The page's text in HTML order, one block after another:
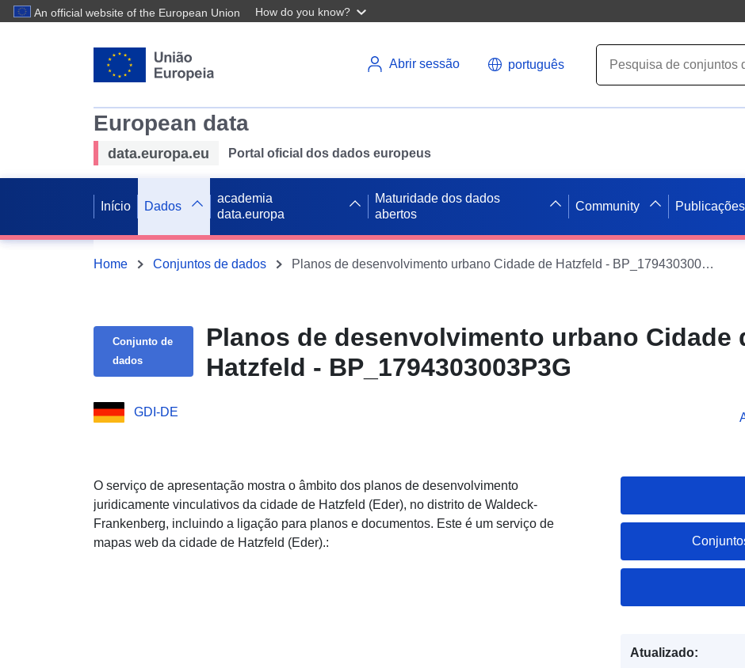
An official website of the European Union How do you know?
Abrir sessão português
European data
data.europa.eu Portal oficial dos dados europeus
Início Dados
academia
data.europa
Maturidade dos dados
abertos
Community Publicações
Home Conjuntos de dados Planos de desenvolvimento urbano Cidade de Hatzfeld - BP_1794303003P3G
Conjunto de
dados
Planos de desenvolvimento urbano Cidade
Hatzfeld - BP_1794303003P3G
GDI-DE
O serviço de apresentação mostra o âmbito dos planos de desenvolvimento
juridicamente vinculativos da cidade de Hatzfeld (Eder), no distrito de Waldeck-
Frankenberg, incluindo a ligação para planos e documentos. Este é um serviço de
mapas web da cidade de Hatzfeld (Eder).:
Atualizado: